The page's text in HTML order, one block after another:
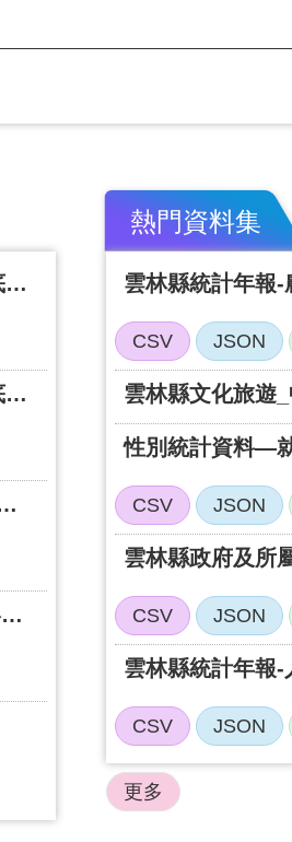
雲林縣政府每月最新債務訊息截至115年2月底止最新債務訊息
雲林縣政府每月最新債務訊息截至115年1月底止最新債務訊息
務訊息截至114年12月底止最新債務訊息
雲林縣政府及所屬一級機關首長及副首長聯絡電話清單
熱門資料集
雲林縣統計年報
CSV JSON
雲林縣文化旅遊
性別統計資料—
CSV JSON
CSV JSON
雲林縣統計年報-
CSV JSON
更多